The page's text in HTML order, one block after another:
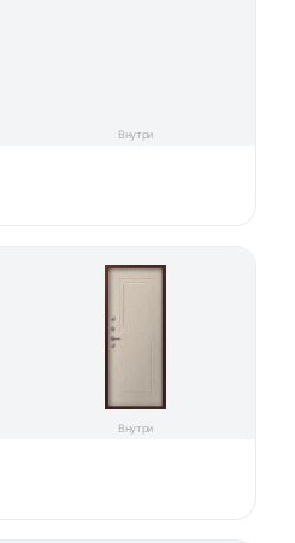
Внутри
Внутри